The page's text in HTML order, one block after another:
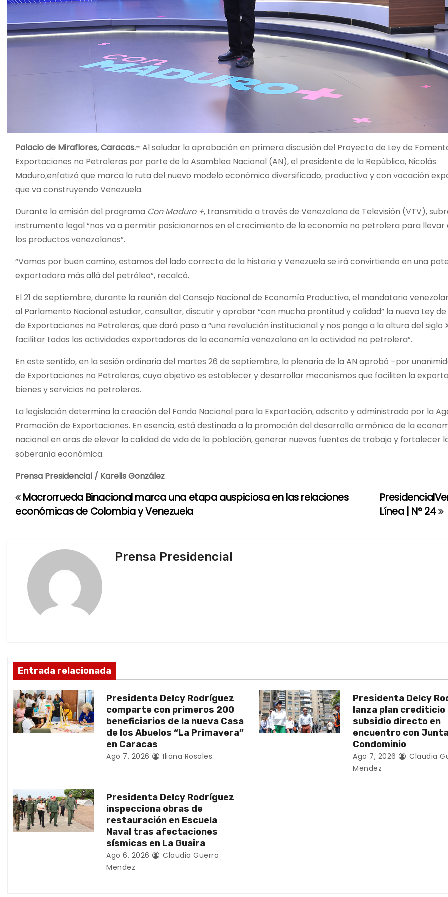
Palacio de Miraflores, Caracas.- Al saludar la aprobación en primera discusión del Proyecto de Ley de
Exportaciones no Petroleras por parte de la Asamblea Nacional (AN), el presidente de la República, Nicolás
Maduro,enfatizó que marca la ruta del nuevo modelo económico diversificado, productivo y con vocación
que va construyendo Venezuela.
Durante la emisión del programa Con Maduro +, transmitido a través de Venezolana de Televisión (VTV),
instrumento legal “nos va a permitir posicionarnos en el crecimiento de la economía no petrolera para llevar
los productos venezolanos”.
“Vamos por buen camino, estamos del lado correcto de la historia y Venezuela se irá convirtiendo en una
exportadora más allá del petróleo”, recalcó.
El 21 de septiembre, durante la reunión del Consejo Nacional de Economía Productiva, el mandatario
al Parlamento Nacional estudiar, consultar, discutir y aprobar “con mucha prontitud y calidad” la nueva Ley
de Exportaciones no Petroleras, que dará paso a “una revolución institucional y nos ponga a la altura del siglo
facilitar todas las actividades exportadoras de la economía venezolana en la actividad no petrolera”.
En este sentido, en la sesión ordinaria del martes 26 de septiembre, la plenaria de la AN aprobó –por
de Exportaciones no Petroleras, cuyo objetivo es establecer y desarrollar mecanismos que faciliten la
bienes y servicios no petroleros.
La legislación determina la creación del Fondo Nacional para la Exportación, adscrito y administrado por la
Promoción de Exportaciones. En esencia, está destinada a la promoción del desarrollo armónico de la
nacional en aras de elevar la calidad de vida de la población, generar nuevas fuentes de trabajo y fortalecer
soberanía económica.
Prensa Presidencial / Karelis González
N
ó
n
d
e
t
r
a
Línea | N° 24
Macrorrueda Binacional marca una etapa auspiciosa en las relaciones
económicas de Colombia y Venezuela
Prensa Presidencial
Entrada relacionada
Presidenta Delcy Rodríguez
comparte con primeros 200
beneficiarios de la nueva Casa
de los Abuelos “La Primavera”
en Caracas
Ago 7, 2026 Iliana Rosales
Presidenta Delcy
lanza plan crediticio
subsidio directo en
encuentro con
Condominio
Ago 7, 2026
Claudia
Mendez
Presidenta Delcy Rodríguez
inspecciona obras de
restauración en Escuela
Naval tras afectaciones
sísmicas en La Guaira
Ago 6, 2026
Claudia Guerra
Mendez